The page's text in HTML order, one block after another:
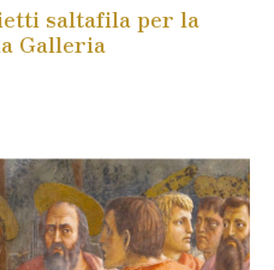
saltafila per la
Galleria